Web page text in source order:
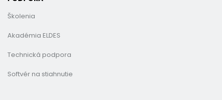
Školenia
Akadémia ELDES
Technická podpora
Softvér na stiahnutie